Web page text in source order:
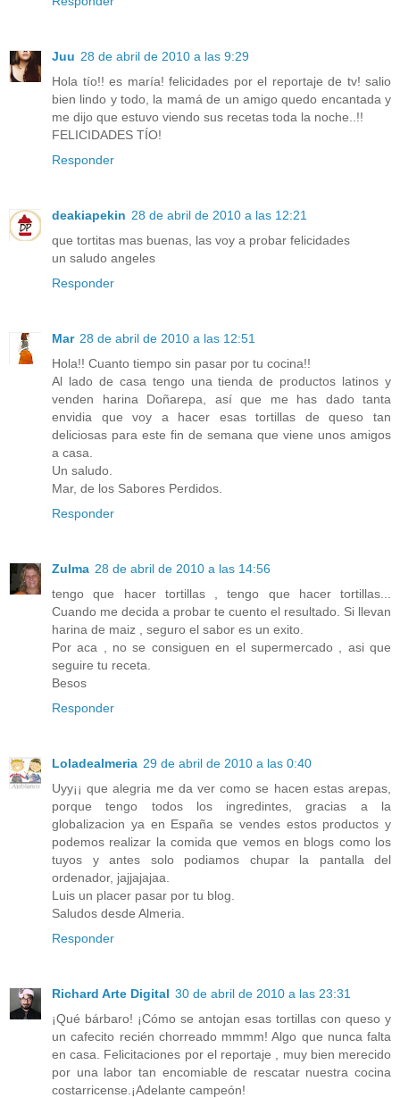
Juu 28 de abril de 2010 a las 9:29
Hola tío!! es maría! felicidades por el reportaje de tv! salio
bien lindo y todo, la mamá de un amigo quedo encantada y
me dijo que estuvo viendo sus recetas toda la noche..!!
FELICIDADES TÍO!
Responder
deakiapekin 28 de abril de 2010 a las 12:21
que tortitas mas buenas, las voy a probar felicidades
un saludo angeles
Responder
Mar 28 de abril de 2010 a las 12:51
Hola!! Cuanto tiempo sin pasar por tu cocina!!
Al lado de casa tengo una tienda de productos latinos y
venden harina Doñarepa, así que me has dado tanta
envidia que voy a hacer esas tortillas de queso tan
deliciosas para este fin de semana que viene unos amigos
a casa.
Un saludo.
Mar, de los Sabores Perdidos.
Responder
Zulma 28 de abril de 2010 a las 14:56
tengo que hacer tortillas , tengo que hacer tortillas...
Cuando me decida a probar te cuento el resultado. Si llevan
harina de maiz , seguro el sabor es un exito.
Por aca , no se consiguen en el supermercado , asi que
seguire tu receta.
Besos
Responder
Loladealmeria 29 de abril de 2010 a las 0:40
Uyy¡¡ que alegria me da ver como se hacen estas arepas,
porque tengo todos los ingredintes, gracias a la
globalizacion ya en España se vendes estos productos y
podemos realizar la comida que vemos en blogs como los
tuyos y antes solo podiamos chupar la pantalla del
ordenador, jajjajajaa.
Luis un placer pasar por tu blog.
Saludos desde Almeria.
Responder
Richard Arte Digital 30 de abril de 2010 a las 23:31
¡Qué bárbaro! ¡Cómo se antojan esas tortillas con queso y
un cafecito recién chorreado mmmm! Algo que nunca falta
en casa. Felicitaciones por el reportaje , muy bien merecido
por una labor tan encomiable de rescatar nuestra cocina
costarricense.¡Adelante campeón!